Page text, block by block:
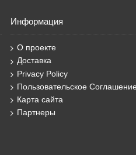
Информация
О проекте
Доставка
Privacy Policy
Пользовательское
Карта сайта
Партнеры